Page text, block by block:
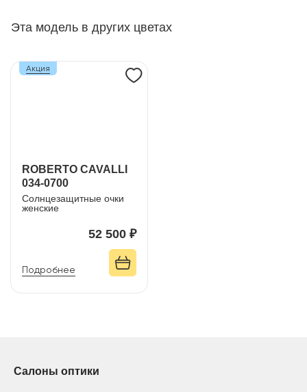
Эта модель в других цветах
ROBERTO CAVALLI
034-0700
Солнцезащитные очки
женские
52 500 ₽
Подробнее
Акция
Салоны оптики